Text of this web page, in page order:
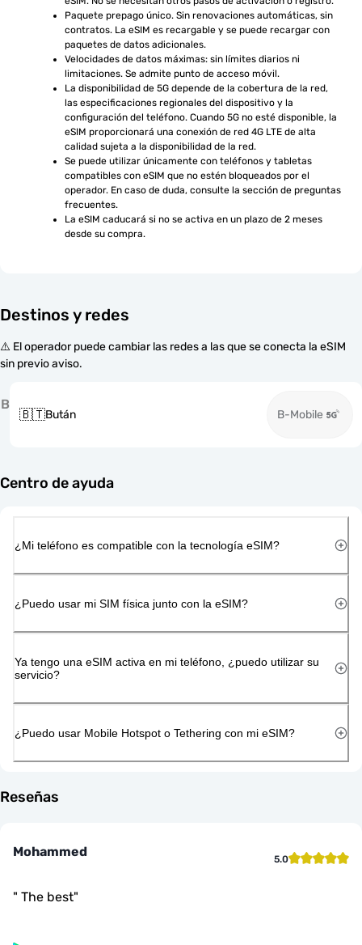
Paquete prepago único. Sin renovaciones automáticas, sin
contratos. La eSIM es recargable y se puede recargar con
paquetes de datos adicionales.
Velocidades de datos máximas: sin límites diarios ni
limitaciones. Se admite punto de acceso móvil.
La disponibilidad de 5G depende de la cobertura de la red,
las especificaciones regionales del dispositivo y la
configuración del teléfono. Cuando 5G no esté disponible, la
eSIM proporcionará una conexión de red 4G LTE de alta
calidad sujeta a la disponibilidad de la red.
Se puede utilizar únicamente con teléfonos y tabletas
compatibles con eSIM que no estén bloqueados por el
operador. En caso de duda, consulte la sección de preguntas
frecuentes.
La eSIM caducará si no se activa en un plazo de 2 meses
desde su compra.
Destinos y redes
⚠️ El operador puede cambiar las redes a las que se conecta la eSIM
sin previo aviso.
B
🇧🇹Bután B-Mobile
Centro de ayuda
¿Mi teléfono es compatible con la tecnología eSIM?
¿Puedo usar mi SIM física junto con la eSIM?
Ya tengo una eSIM activa en mi teléfono, ¿puedo utilizar su
servicio?
¿Puedo usar Mobile Hotspot o Tethering con mi eSIM?
Reseñas
Mohammed 5.0
" The best"